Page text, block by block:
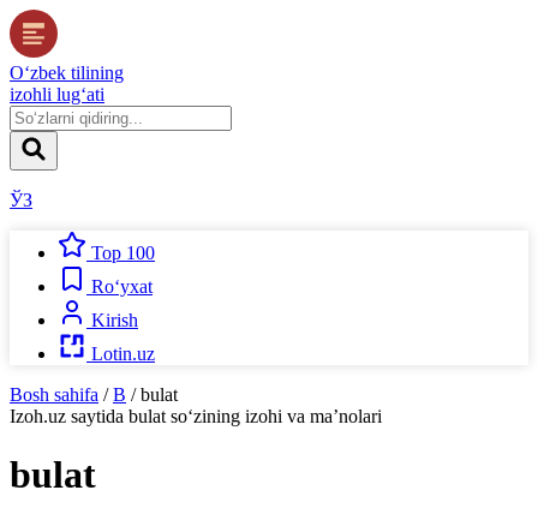
O‘zbek tilining
izohli lug‘ati
ЎЗ
Top 100
Ro‘yxat
Kirish
Lotin.uz
Bosh sahifa / B / bulat
Izoh.uz saytida bulat so‘zining izohi va ma’nolari
bulat